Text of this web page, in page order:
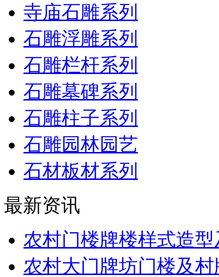
寺庙石雕系列
石雕浮雕系列
石雕栏杆系列
石雕墓碑系列
石雕柱子系列
石雕园林园艺
石材板材系列
最新资讯
农村门楼牌楼样式造
农村大门牌坊门楼及